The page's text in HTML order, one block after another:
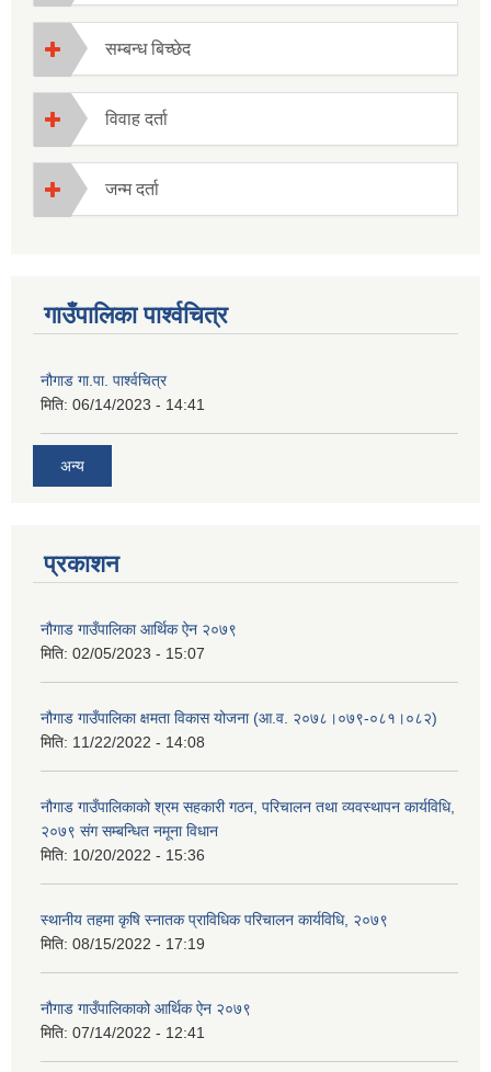
सम्बन्ध बिच्छेद
विवाह दर्ता
जन्म दर्ता
गाउँपालिका पार्श्वचित्र
नौगाड गा.पा. पार्श्वचित्र
मिति: 06/14/2023 - 14:41
अन्य
प्रकाशन
नौगाड गाउँपालिका आर्थिक ऐन २०७९
मिति: 02/05/2023 - 15:07
नौगाड गाउँपालिका क्षमता विकास योजना (आ.व. २०७८।०७९-०८१।०८२)
मिति: 11/22/2022 - 14:08
नौगाड गाउँपालिकाको श्रम सहकारी गठन, परिचालन तथा व्यवस्थापन कार्यविधि,
२०७९ संग सम्बन्धित नमूना विधान
मिति: 10/20/2022 - 15:36
स्थानीय तहमा कृषि स्नातक प्राविधिक परिचालन कार्यविधि, २०७९
मिति: 08/15/2022 - 17:19
नौगाड गाउँपालिकाको आर्थिक ऐन २०७९
मिति: 07/14/2022 - 12:41